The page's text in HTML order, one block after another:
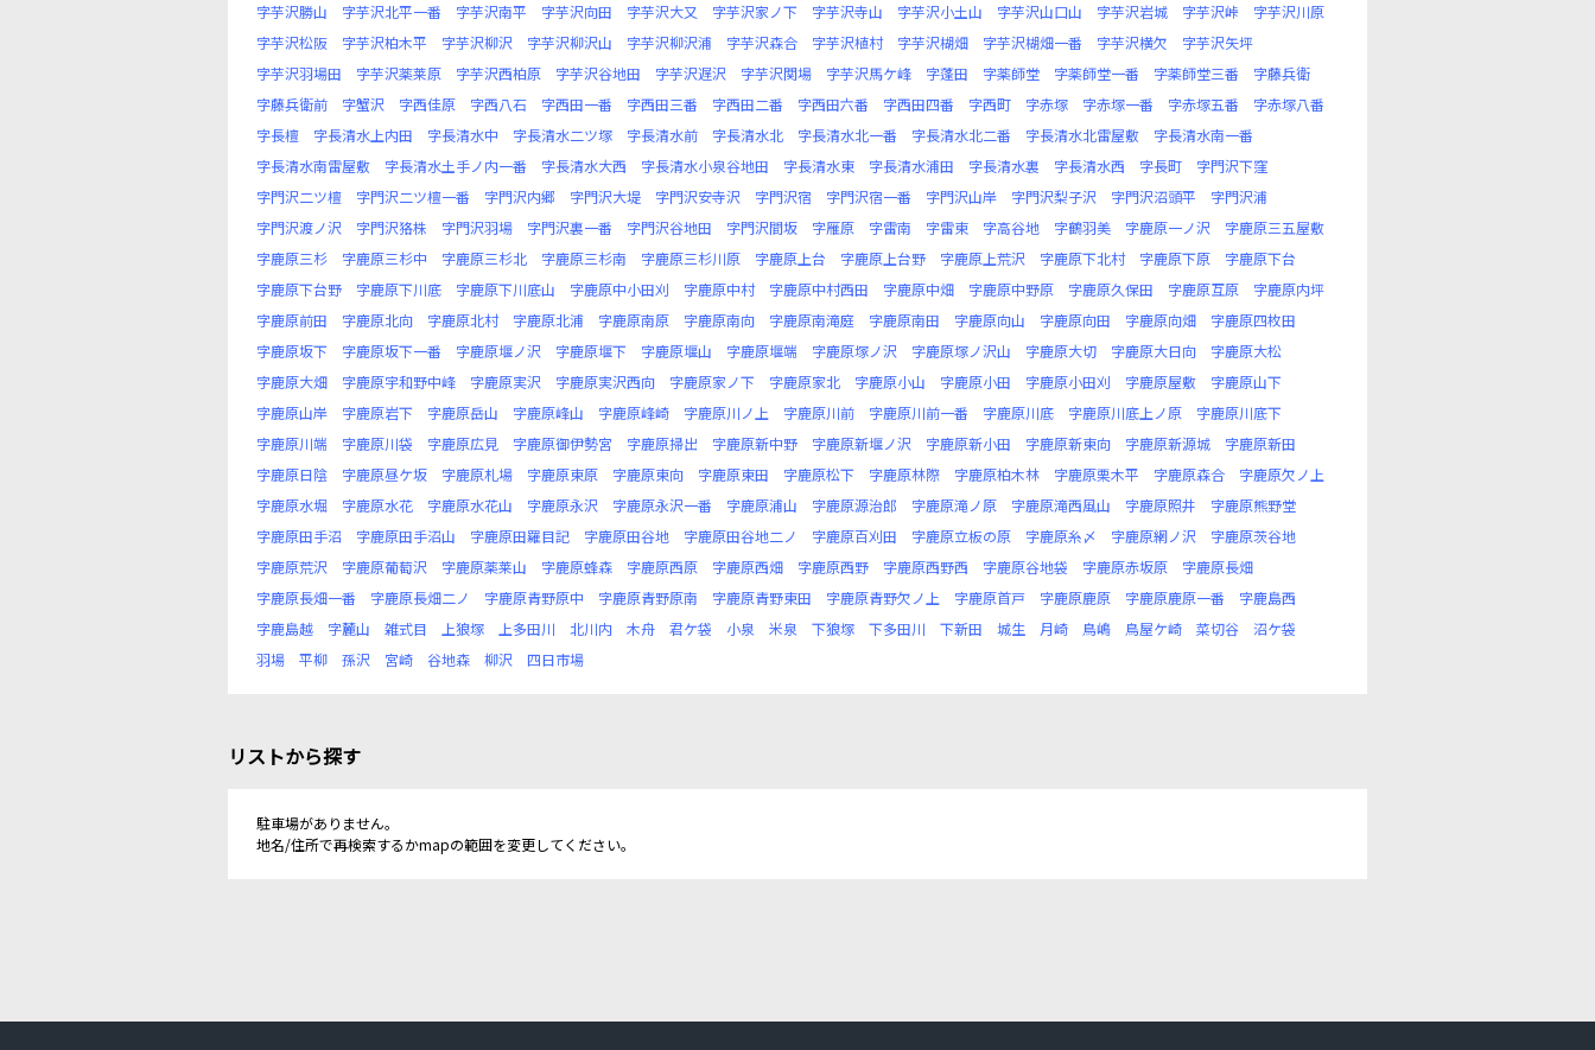
字芋沢勝山
字芋沢北平一番 字芋沢南平 字芋沢向田 字芋沢大又 字芋沢家ノ下 字芋沢寺山 字芋沢小土山 字芋沢山口山 字芋沢岩城 字芋沢峠
字芋沢川原
字芋沢松阪
字芋沢柏木平 字芋沢柳沢 字芋沢柳沢山 字芋沢柳沢浦 字芋沢森合 字芋沢植村 字芋沢楜畑 字芋沢楜畑一番 字芋沢横欠
字芋沢矢坪
字芋沢羽場田
字芋沢薬莱原 字芋沢西柏原 字芋沢谷地田 字芋沢遅沢 字芋沢関場 字芋沢馬ケ峰 字蓬田 字薬師堂 字薬師堂一番 字薬師堂三番
字藤兵衛
字藤兵衛前
字蟹沢 字西佳原 字西八石 字西田一番 字西田三番 字西田二番 字西田六番 字西田四番 字西町 字赤塚 字赤塚一番 字赤塚五番
字赤塚八番
字長檀
字長清水上内田 字長清水中 字長清水二ツ塚 字長清水前 字長清水北 字長清水北一番 字長清水北二番 字長清水北雷屋敷
字長清水南一番
字長清水南雷屋敷
字長清水土手ノ内一番 字長清水大西 字長清水小泉谷地田 字長清水東 字長清水浦田 字長清水裏 字長清水西 字長町
字門沢下窪
字門沢二ツ檀
字門沢二ツ檀一番 字門沢内郷 字門沢大堤 字門沢安寺沢 字門沢宿 字門沢宿一番 字門沢山岸 字門沢梨子沢 字門沢沼頭平
字門沢浦
字門沢渡ノ沢
字門沢狢株 字門沢羽場 字門沢裏一番 字門沢谷地田 字門沢間坂 字雁原 字雷南 字雷東 字高谷地 字鶴羽美 字鹿原一ノ沢
字鹿原三五屋敷
字鹿原三杉
字鹿原三杉中 字鹿原三杉北 字鹿原三杉南 字鹿原三杉川原 字鹿原上台 字鹿原上台野 字鹿原上荒沢 字鹿原下北村 字鹿原下原
字鹿原下台
字鹿原下台野
字鹿原下川底 字鹿原下川底山 字鹿原中小田刈 字鹿原中村 字鹿原中村西田 字鹿原中畑 字鹿原中野原 字鹿原久保田 字鹿原互原
字鹿原内坪
字鹿原前田
字鹿原北向 字鹿原北村 字鹿原北浦 字鹿原南原 字鹿原南向 字鹿原南滝庭 字鹿原南田 字鹿原向山 字鹿原向田 字鹿原向畑
字鹿原四枚田
字鹿原坂下
字鹿原坂下一番 字鹿原堰ノ沢 字鹿原堰下 字鹿原堰山 字鹿原堰端 字鹿原塚ノ沢 字鹿原塚ノ沢山 字鹿原大切 字鹿原大日向
字鹿原大松
字鹿原大畑
字鹿原宇和野中峰 字鹿原実沢 字鹿原実沢西向 字鹿原家ノ下 字鹿原家北 字鹿原小山 字鹿原小田 字鹿原小田刈 字鹿原屋敷
字鹿原山下
字鹿原山岸
字鹿原岩下 字鹿原岳山 字鹿原峰山 字鹿原峰崎 字鹿原川ノ上 字鹿原川前 字鹿原川前一番 字鹿原川底 字鹿原川底上ノ原
字鹿原川底下
字鹿原川端
字鹿原川袋 字鹿原広見 字鹿原御伊勢宮 字鹿原掃出 字鹿原新中野 字鹿原新堰ノ沢 字鹿原新小田 字鹿原新東向 字鹿原新源城
字鹿原新田
字鹿原日陰
字鹿原昼ケ坂 字鹿原札場 字鹿原東原 字鹿原東向 字鹿原東田 字鹿原松下 字鹿原林際 字鹿原柏木林 字鹿原栗木平 字鹿原森合
字鹿原欠ノ上
字鹿原水堀
字鹿原水花 字鹿原水花山 字鹿原永沢 字鹿原永沢一番 字鹿原浦山 字鹿原源治郎 字鹿原滝ノ原 字鹿原滝西風山 字鹿原照井
字鹿原熊野堂
字鹿原田手沼
字鹿原田手沼山 字鹿原田羅目記 字鹿原田谷地 字鹿原田谷地二ノ 字鹿原百刈田 字鹿原立板の原 字鹿原糸〆 字鹿原網ノ沢
字鹿原茨谷地
字鹿原荒沢
字鹿原葡萄沢 字鹿原薬莱山 字鹿原蜂森 字鹿原西原 字鹿原西畑 字鹿原西野 字鹿原西野西 字鹿原谷地袋 字鹿原赤坂原
字鹿原長畑
字鹿原長畑一番
字鹿原長畑二ノ 字鹿原青野原中 字鹿原青野原南 字鹿原青野東田 字鹿原青野欠ノ上 字鹿原首戸 字鹿原鹿原 字鹿原鹿原一番
字鹿島西
字鹿島越
字麓山 雑式目 上狼塚 上多田川 北川内 木舟 君ケ袋 小泉 米泉 下狼塚 下多田川 下新田 城生 月崎 鳥嶋 鳥屋ケ崎 菜切谷
沼ケ袋
羽場
平柳 孫沢 宮崎 谷地森 柳沢 四日市場
リストから探す
駐車場がありません。
地名/住所で再検索するかmapの範囲を変更してください。